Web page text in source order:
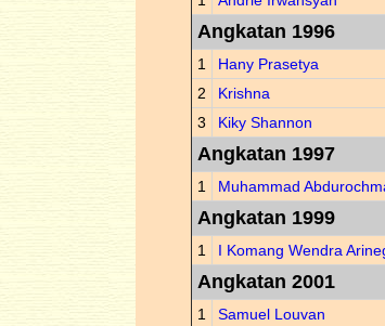
Angkatan 1996
1 Hany Prasetya
2
Krishna
3
Kiky Shannon
Angkatan 1997
1 Muhammad
Angkatan 1999
1 I Komang Wendra
Angkatan 2001
1 Samuel Louvan